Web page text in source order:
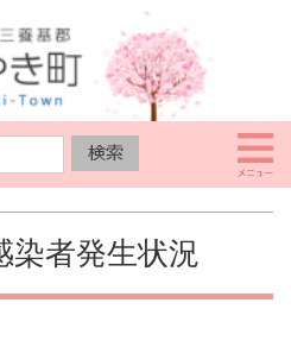
染者発生状況